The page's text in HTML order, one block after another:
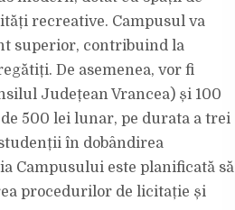
recreative. Campusul va
superior, contribuind la
De asemenea, vor fi
Județean Vrancea) și 100
500 lei lunar, pe durata a trei
în dobândirea
Campusului este planificată să
procedurilor de licitație și